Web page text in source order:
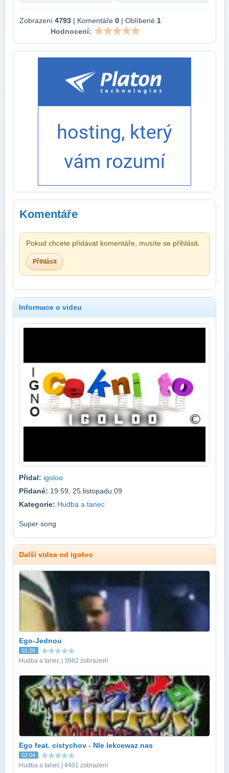
Zobrazení 4793 | Komentáře 0 | Oblíbené 1
Hodnocení:
Komentáře
Pokud chcete přidávat komentáře, musíte se přihlásit.
Přihlásit
Informace o videu
Přidal: igoloo
Přidané: 19:59, 25.listopadu.09
Kategorie: Hudba a tanec
Super song
Další videa od igoloo
Ego-Jednou
01:26
Hudba a tanec | 3982 zobrazení
Ego feat. cistychov - NIe lekcewaz nas
02:04
Hudba a tanec | 4401 zobrazení